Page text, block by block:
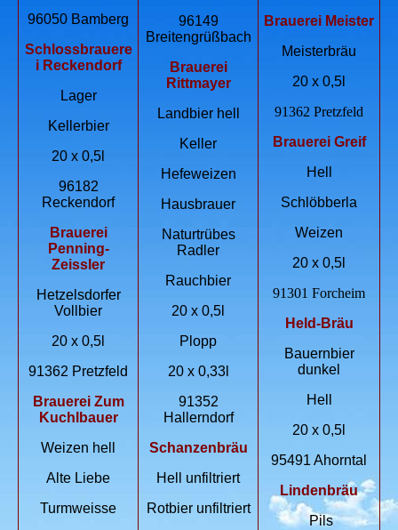
96050 Bamberg
Schlossbrauere
i Reckendorf
Lager
Kellerbier
20 x 0,5l
96182
Reckendorf
Brauerei
Penning-
Zeissler
Hetzelsdorfer
Vollbier
20 x 0,5l
91362 Pretzfeld
Brauerei Zum
Kuchlbauer
Weizen hell
Alte Liebe
Turmweisse
96149
Breitengrüßbach
Brauerei
Rittmayer
Landbier hell
Keller
Hefeweizen
Hausbrauer
Naturtrübes
Radler
Rauchbier
20 x 0,5l
Plopp
20 x 0,33l
91352
Hallerndorf
Schanzenbräu
Hell unfiltriert
Rotbier unfiltriert
Brauerei Meister
Meisterbräu
20 x 0,5l
91362 Pretzfeld
Brauerei Greif
Hell
Schlöbberla
Weizen
20 x 0,5l
91301 Forcheim
Held-Bräu
Bauernbier
dunkel
Hell
20 x 0,5l
95491 Ahorntal
Lindenbräu
Pils